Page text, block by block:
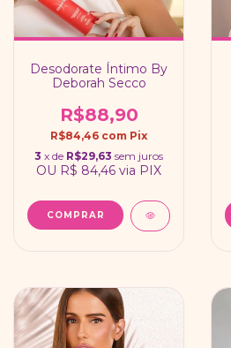
Desodorate Íntimo By
Deborah Secco
R$88,90
R$84,46 com Pix
3 x de R$29,63 sem juros
OU R$ 84,46 via PIX